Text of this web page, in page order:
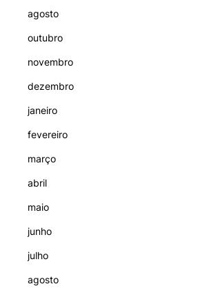
agosto
outubro
novembro
dezembro
janeiro
fevereiro
março
abril
maio
junho
julho
agosto